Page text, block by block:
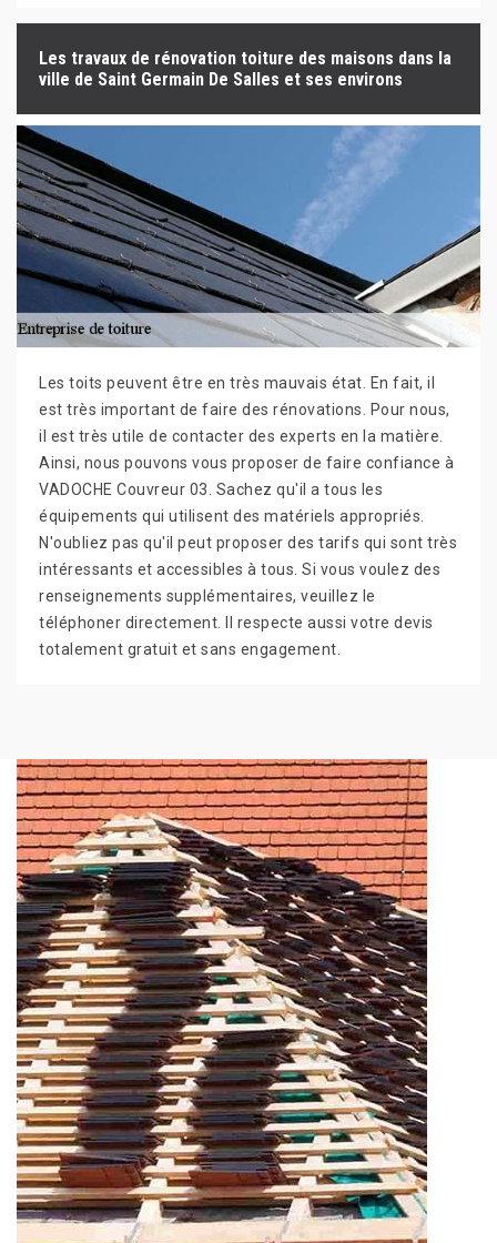
Les travaux de rénovation toiture des maisons dans la
ville de Saint Germain De Salles et ses environs
Les toits peuvent être en très mauvais état. En fait, il
est très important de faire des rénovations. Pour nous,
il est très utile de contacter des experts en la matière.
Ainsi, nous pouvons vous proposer de faire confiance à
VADOCHE Couvreur 03. Sachez qu'il a tous les
équipements qui utilisent des matériels appropriés.
N'oubliez pas qu'il peut proposer des tarifs qui sont très
intéressants et accessibles à tous. Si vous voulez des
renseignements supplémentaires, veuillez le
téléphoner directement. Il respecte aussi votre devis
totalement gratuit et sans engagement.